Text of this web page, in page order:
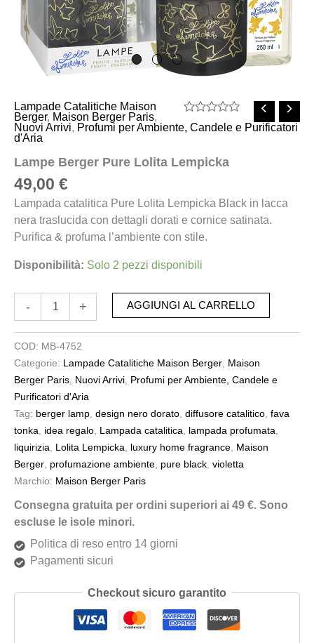
Valutato
0
Lampade Catalitiche Maison
Berger, Maison Berger Paris,
Nuovi Arrivi, Profumi per Ambiente, Candele e Purificatori
d'Aria
Lampe Berger Pure Lolita Lempicka
49,00 €
Lampada catalitica Pure Lolita Lempicka Black in lacca
nera traslucida con dettagli dorati e cornice satinata.
Purifica & profuma l’ambiente con stile.
Disponibilità: Solo 2 pezzi disponibili
- + AGGIUNGI AL CARRELLO
COD: MB-4752
Categorie: Lampade Catalitiche Maison Berger Maison
Berger Paris Nuovi Arrivi Profumi per Ambiente, Candele e
Purificatori d'Aria
Tag: berger lamp design nero dorato diffusore catalitico fava
tonka
idea regalo Lampada catalitica lampada profumata
liquirizia
Lolita Lempicka luxury home fragrance Maison
Berger profumazione ambiente pure black violetta
Marchio: Maison Berger Paris
Consegna gratuita per ordini superiori ai 49 €. Sono
escluse le isole minori.
Politica di reso entro 14 giorni
Pagamenti sicuri
Checkout sicuro garantito